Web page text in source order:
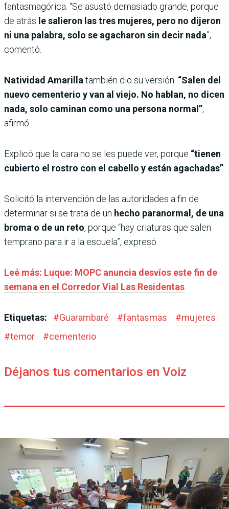
fantasmagórica. “Se asustó demasiado grande, porque
de atrás le salieron las tres mujeres, pero no dijeron
ni una palabra, solo se agacharon sin decir nada”,
comentó.
Natividad Amarilla también dio su versión. “Salen del
nuevo cementerio y van al viejo. No hablan, no dicen
nada, solo caminan como una persona normal”,
afirmó.
Explicó que la cara no se les puede ver, porque “tienen
cubierto el rostro con el cabello y están agachadas”
Solicitó la intervención de las autoridades a fin de
determinar si se trata de un hecho paranormal, de una
broma o de un reto, porque “hay criaturas que salen
temprano para ir a la escuela”, expresó.
Leé más: Luque: MOPC anuncia desvíos este fin de
semana en el Corredor Vial Las Residentas
Etiquetas: #Guarambaré #fantasmas #mujeres
#temor #cementerio
Déjanos tus comentarios en Voiz